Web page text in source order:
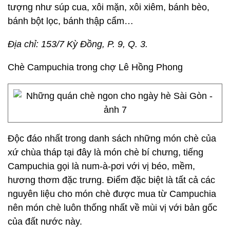
tượng như súp cua, xôi mặn, xôi xiêm, bánh bèo,
bánh bột lọc, bánh thập cẩm…
Địa chỉ: 153/7 Kỳ Đồng, P. 9, Q. 3.
Chè Campuchia trong chợ Lê Hồng Phong
Độc đáo nhất trong danh sách những món chè của
xứ chùa tháp tại đây là món chè bí chưng, tiếng
Campuchia gọi là num-à-pơi với vị béo, mềm,
hương thơm đặc trưng. Điểm đặc biệt là tất cả các
nguyên liệu cho món chè được mua từ Campuchia
nên món chè luôn thống nhất về mùi vị với bản gốc
của đất nước này.